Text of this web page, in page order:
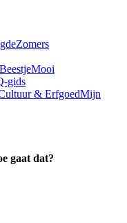
Zomers
Mooi
gids
& ErfgoedMijn
gaat dat?